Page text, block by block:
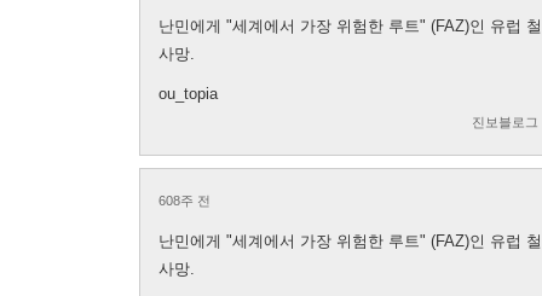
난민에게 "세계에서 가장 위험한 루트" (FAZ)인 유럽
사망.
ou_topia
진보블로그
608주 전
난민에게 "세계에서 가장 위험한 루트" (FAZ)인 유럽
사망.